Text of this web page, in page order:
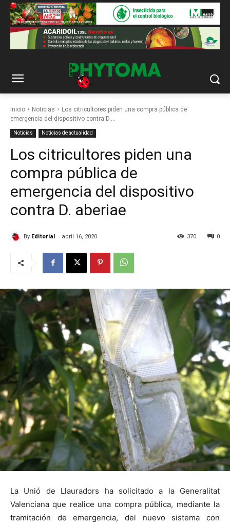
Inicio Noticias
Los citricultores piden una compra pública de
emergencia del dispositivo contra D....
Noticias Noticias de actualidad
Los citricultores piden una
compra pública de
emergencia del dispositivo
contra D. aberiae
By Editorial abril 16, 2020 0
370
La Unió de Llauradors ha solicitado a la Generalitat
Valenciana que realice una compra pública, mediante la
tramitación de emergencia, del nuevo sistema con